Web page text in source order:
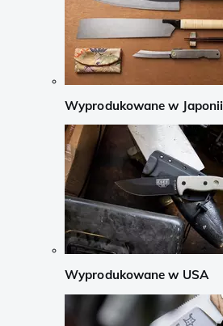
Wyprodukowane w Japonii
Wyprodukowane w USA